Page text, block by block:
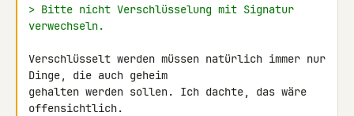
> Bitte nicht Verschlüsselung mit Signatur
verwechseln.
Verschlüsselt werden müssen natürlich immer nur
Dinge, die auch geheim
gehalten werden sollen. Ich dachte, das wäre
offensichtlich.